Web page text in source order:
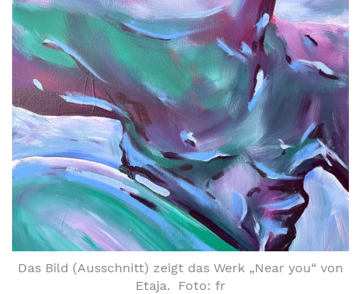
Das Bild (Ausschnitt) zeigt das Werk „Near you“ von
Etaja. Foto: fr